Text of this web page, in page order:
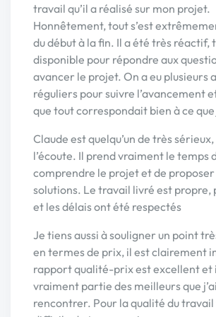
travail qu’il a réalisé sur mon projet.
Honnêtement, tout s’est
du début à la fin. Il a été très réactif,
disponible pour répondre aux
avancer le projet. On a eu plusieurs
réguliers pour suivre l’avancement
que tout correspondait bien à ce que
Claude est quelqu’un de très
l’écoute. Il prend vraiment le temps
comprendre le projet et de proposer
solutions. Le travail livré est propre,
et les délais ont été respectés
Je tiens aussi à souligner un point
en termes de prix, il est clairement
rapport qualité-prix est excellent et
vraiment partie des meilleurs que
rencontrer. Pour la qualité du travail